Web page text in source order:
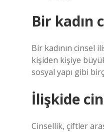
Bir kadın
Bir kadının cinsel
kişiden kişiye
sosyal yapı gibi
İlişkide
Cinsellik, çiftler